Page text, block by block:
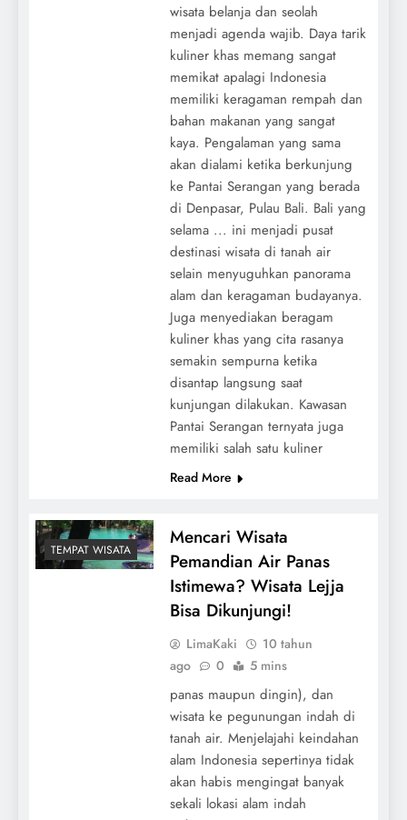
wisata belanja dan seolah
menjadi agenda wajib. Daya tarik
kuliner khas memang sangat
memikat apalagi Indonesia
memiliki keragaman rempah dan
bahan makanan yang sangat
kaya. Pengalaman yang sama
akan dialami ketika berkunjung
ke Pantai Serangan yang berada
di Denpasar, Pulau Bali. Bali yang
selama ... ini menjadi pusat
destinasi wisata di tanah air
selain menyuguhkan panorama
alam dan keragaman budayanya.
Juga menyediakan beragam
kuliner khas yang cita rasanya
semakin sempurna ketika
disantap langsung saat
kunjungan dilakukan. Kawasan
Pantai Serangan ternyata juga
memiliki salah satu kuliner
Read More
TEMPAT WISATA
Mencari Wisata
Pemandian Air Panas
Istimewa? Wisata Lejja
Bisa Dikunjungi!
LimaKaki
10 tahun
ago
0 5 mins
panas maupun dingin), dan
wisata ke pegunungan indah di
tanah air. Menjelajahi keindahan
alam Indonesia sepertinya tidak
akan habis mengingat banyak
sekali lokasi alam indah